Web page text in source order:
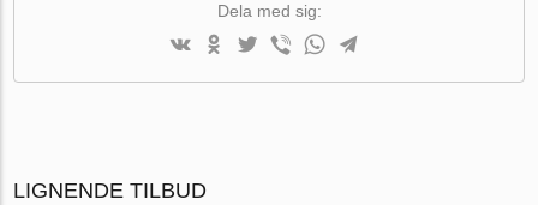
Dela med sig:
LIGNENDE TILBUD